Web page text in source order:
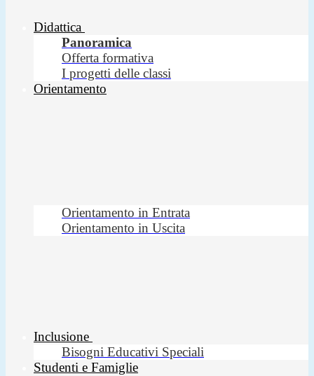
Didattica
Panoramica
Offerta formativa
I progetti delle classi
Orientamento
Orientamento in Entrata
Orientamento in Uscita
Inclusione
Bisogni Educativi Speciali
Studenti e Famiglie